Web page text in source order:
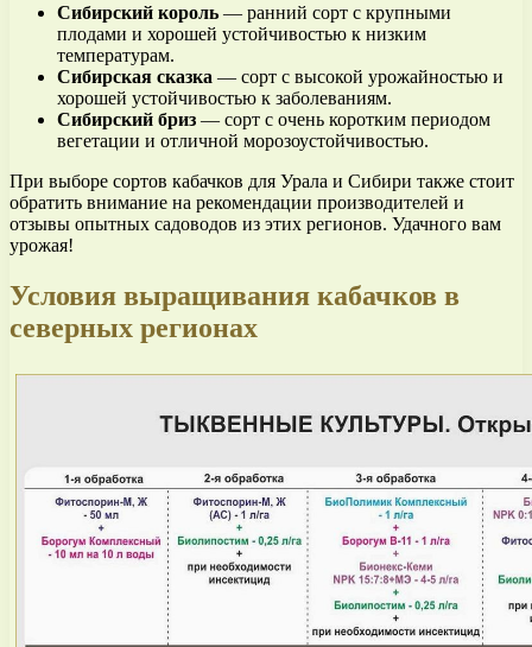
Сибирский король — ранний сорт с крупными
плодами и хорошей устойчивостью к низким
температурам.
Сибирская сказка — сорт с высокой урожайностью и
хорошей устойчивостью к заболеваниям.
Сибирский бриз — сорт с очень коротким периодом
вегетации и отличной морозоустойчивостью.
При выборе сортов кабачков для Урала и Сибири также стоит
обратить внимание на рекомендации производителей и
отзывы опытных садоводов из этих регионов. Удачного вам
урожая!
Условия выращивания кабачков в
северных регионах